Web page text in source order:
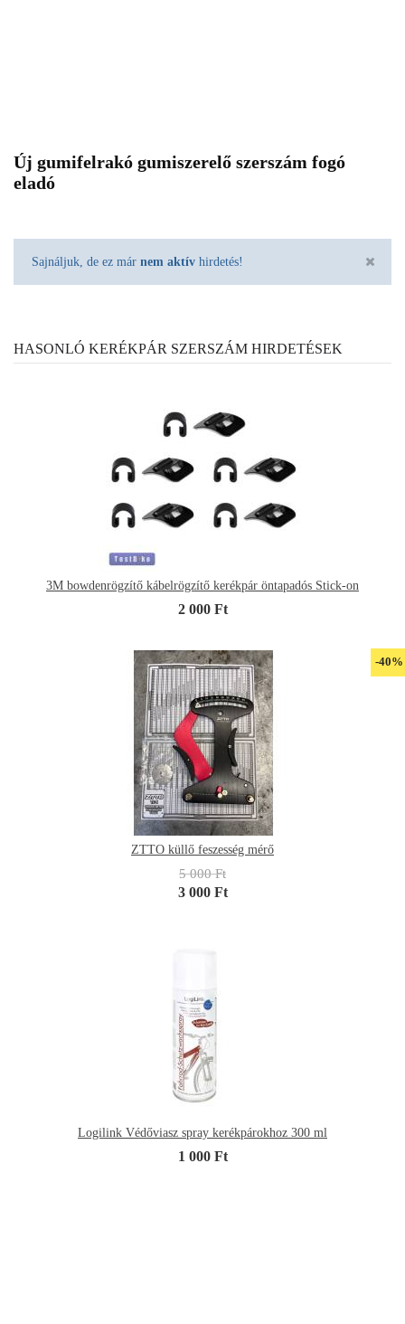
Új gumifelrakó gumiszerelő szerszám fogó
eladó
Sajnáljuk, de ez már nem aktív hirdetés!
HASONLÓ KERÉKPÁR SZERSZÁM HIRDETÉSEK
3M bowdenrögzítő kábelrögzítő kerékpár öntapadós Stick-on
2 000 Ft
-40%
ZTTO küllő feszesség mérő
5 000 Ft
3 000 Ft
Logilink Védőviasz spray kerékpárokhoz 300 ml
1 000 Ft